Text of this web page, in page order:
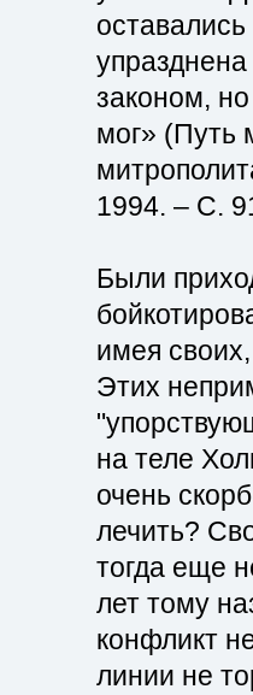
законом,
мог» (Путь
1994. – С.
Были
имея
Этих
на теле
очень
лечить?
тогда еще
лет тому
конфликт
линии не